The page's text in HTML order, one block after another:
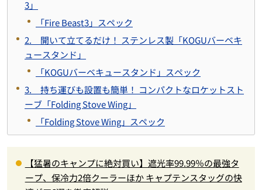
3」
「Fire Beast3」スペック
2. 開いて立てるだけ！ ステンレス製「KOGUバーベキ
ュースタンド」
「KOGUバーベキュースタンド」スペック
3. 持ち運びも設置も簡単！ コンパクトなロケットスト
ーブ「Folding Stove Wing」
「Folding Stove Wing」スペック
【猛暑のキャンプに絶対買い】遮光率99.99％の最強タ
ープ、保冷力2倍クーラーほか キャプテンスタッグの快